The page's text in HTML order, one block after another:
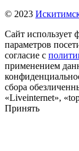
© 2023
Сайт использует
параметров
согласие с
применением
сбора
«Liveinternet»,
Принять